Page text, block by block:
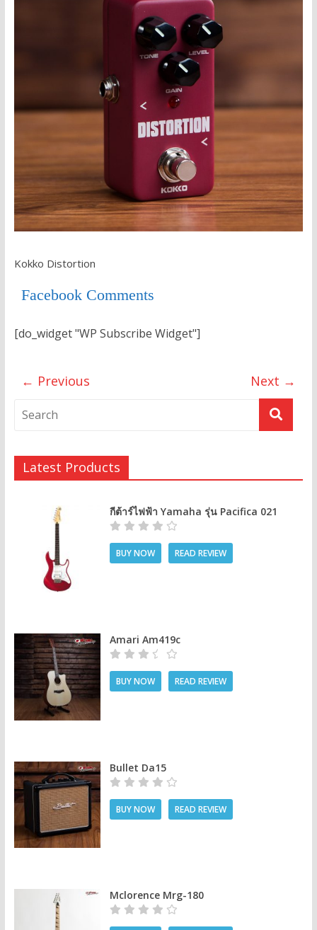
Kokko Distortion
Facebook Comments
[do_widget "WP Subscribe Widget"]
← Previous Next →
Latest Products
กีต้าร์ไฟฟ้า Yamaha รุ่น Pacifica 021
BUY NOW READ REVIEW
Amari Am419c
BUY NOW READ REVIEW
Bullet Da15
BUY NOW READ REVIEW
Mclorence Mrg-180